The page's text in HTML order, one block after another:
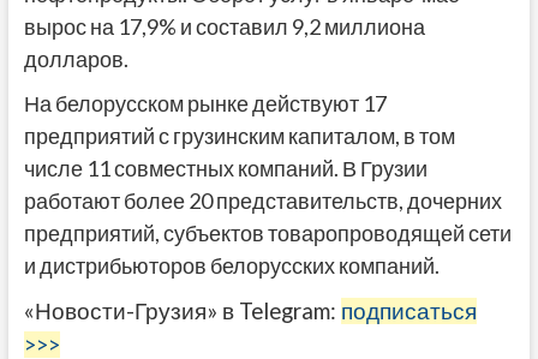
вырос на 17,9% и составил 9,2 миллиона
долларов.
На белорусском рынке действуют 17
предприятий с грузинским капиталом, в том
числе 11 совместных компаний. В Грузии
работают более 20 представительств, дочерних
предприятий, субъектов товаропроводящей сети
и дистрибьюторов белорусских компаний.
«Новости-Грузия» в Telegram: подписаться
>>>